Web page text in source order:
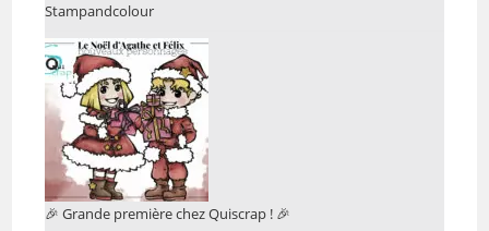
Stampandcolour
🎉 Grande première chez Quiscrap ! 🎉